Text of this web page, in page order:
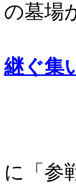
の墓場
元
継ぐ集
に「参